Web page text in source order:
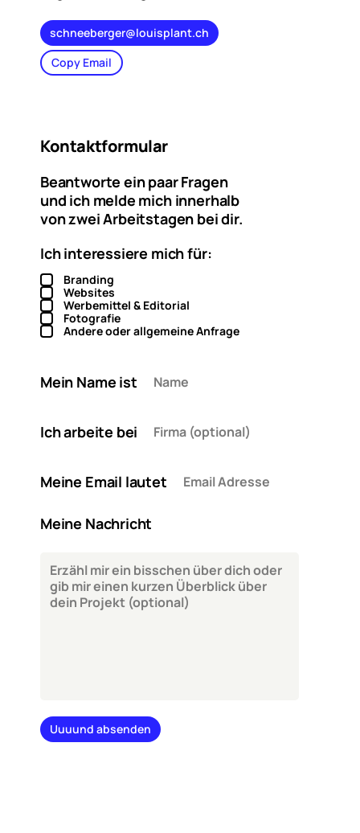
schneeberger@louisplant.ch
Copy Email
Kontaktformular
Beantworte ein paar Fragen
und ich melde mich innerhalb
von zwei Arbeitstagen bei dir.
Ich interessiere mich für:
Branding
Websites
Werbemittel & Editorial
Fotografie
Andere oder allgemeine Anfrage
Mein Name ist
Ich arbeite bei
Meine Email lautet
Meine Nachricht
Uuuund absenden